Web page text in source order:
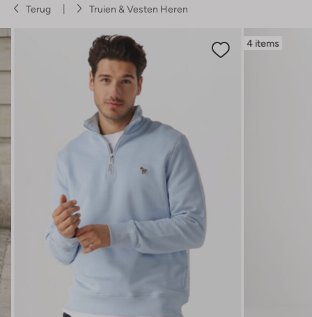
Terug Truien & Vesten Heren
4 items